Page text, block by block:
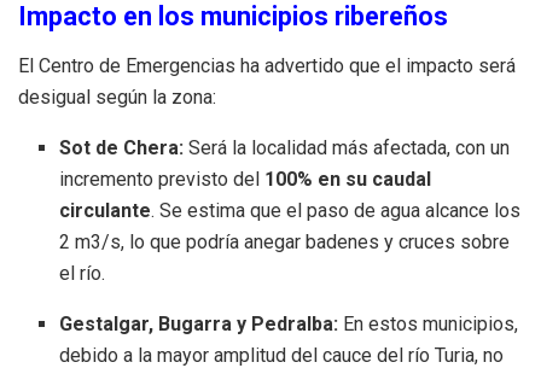
Impacto en los municipios ribereños
El Centro de Emergencias ha advertido que el impacto será
desigual según la zona:
Sot de Chera: Será la localidad más afectada, con un
incremento previsto del 100% en su caudal
circulante. Se estima que el paso de agua alcance los
2 m3/s, lo que podría anegar badenes y cruces sobre
el río.
Gestalgar, Bugarra y Pedralba: En estos municipios,
debido a la mayor amplitud del cauce del río Turia, no